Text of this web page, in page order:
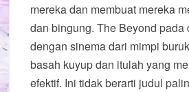
mereka dan membuat mereka
dan bingung. The Beyond pada
dengan sinema dari mimpi
basah kuyup dan itulah yang
efektif. Ini tidak berarti judul